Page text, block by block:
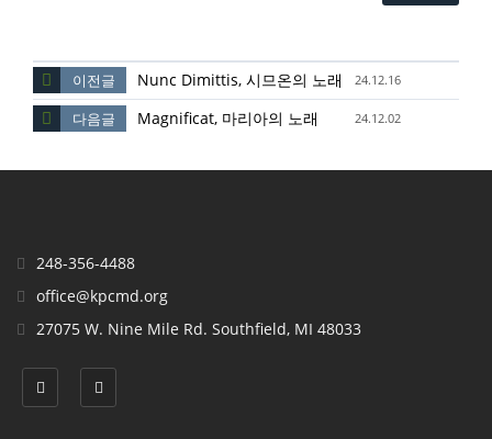
이전글 Nunc Dimittis, 시므온의 노래 24.12.16
다음글 Magnificat, 마리아의 노래 24.12.02
248-356-4488
office@kpcmd.org
27075 W. Nine Mile Rd. Southfield, MI 48033